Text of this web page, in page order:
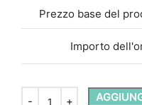
Prezzo base del
Importo